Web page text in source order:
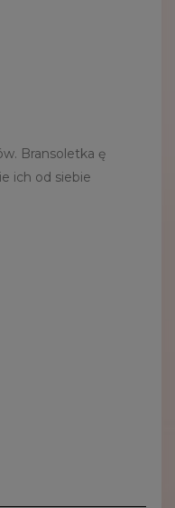
Bransoletka ę
ich od siebie